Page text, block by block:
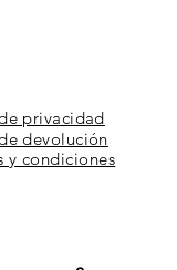
privacidad
devolución
y condiciones